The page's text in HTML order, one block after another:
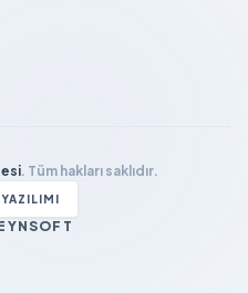
. Tüm hakları saklıdır.
YAZILIMI